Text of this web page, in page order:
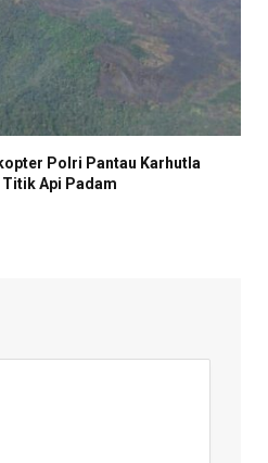
Polri Pantau Karhutla
Api Padam